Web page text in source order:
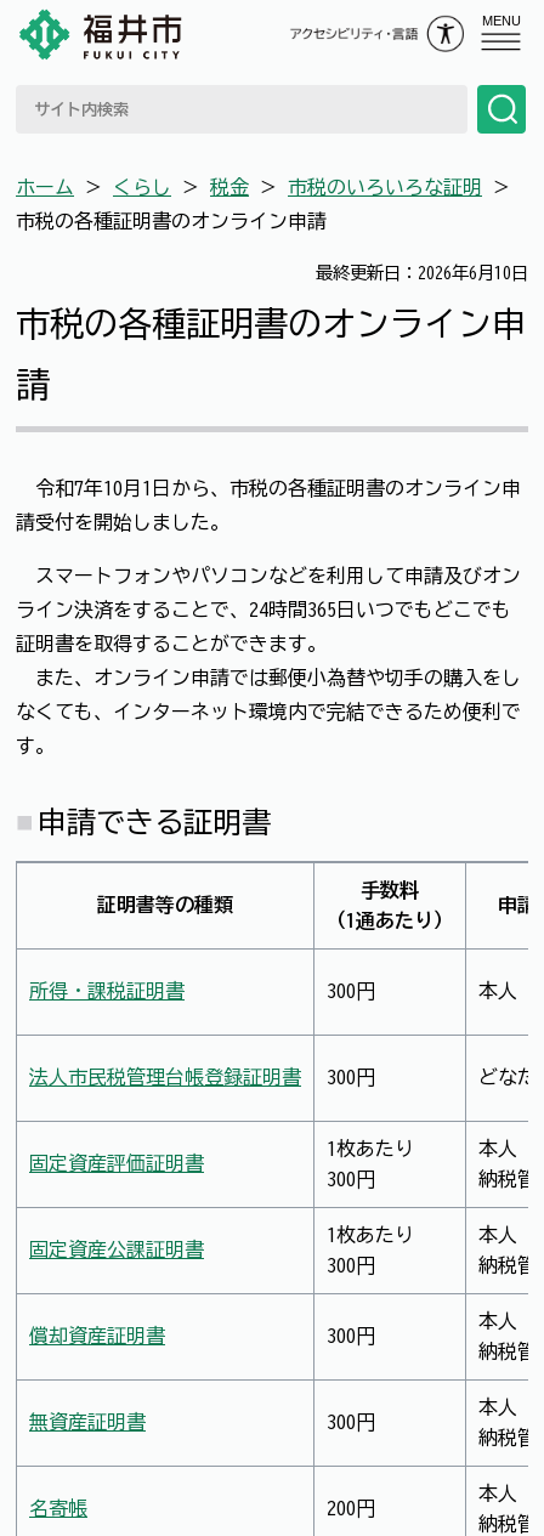
MENU
ホーム ＞ くらし ＞ 税金 ＞ 市税のいろいろな証明
＞
市税の各種証明書のオンライン申請
最終更新日：2026年6月10日
市税の各種証明書のオンライン申
請
令和7年10月1日から、市税の各種証明書のオンライン申
請受付を開始しました。
スマートフォンやパソコンなどを利用して申請及びオン
ライン決済をすることで、24時間365日いつでもどこでも
証明書を取得することができます。
また、オンライン申請では郵便小為替や切手の購入をし
なくても、インターネット環境内で完結できるため便利で
す。
申請できる証明書
証明書等の種類
手数料
（1通あたり）
申請
所得・課税証明書 300円 本人
法人市民税管理台帳登録証明書 300円 どなた
固定資産評価証明書
1枚あたり
300円
本人
納税管
固定資産公課証明書
1枚あたり
300円
本人
納税管
償却資産証明書 300円
本人
納税管
無資産証明書 300円
本人
納税管
名寄帳 200円
本人
納税管